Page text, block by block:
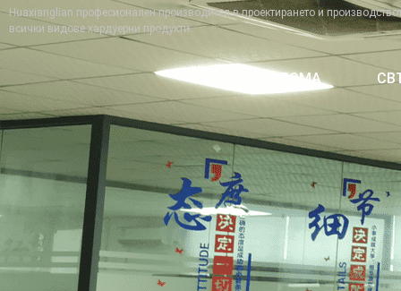
Huaxianglian професионален производител в проектирането и
всички видове хардуерни продукти.
У ДОМА